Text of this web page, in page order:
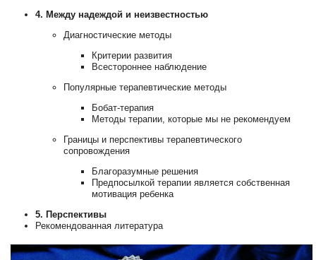
4. Между надеждой и неизвестностью
Диагностические методы
Критерии развития
Всестороннее наблюдение
Популярные терапевтические методы
Бобат-терапия
Методы терапии, которые мы не рекомендуем
Границы и перспективы терапевтического
сопровождения
Благоразумные решения
Предпосылкой терапии является собственная
мотивация ребенка
5. Перспективы
Рекомендованная литература